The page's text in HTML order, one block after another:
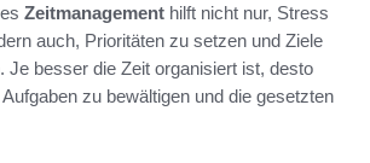
Zeitmanagement hilft nicht nur, Stress
auch, Prioritäten zu setzen und Ziele
Je besser die Zeit organisiert ist, desto
zu bewältigen und die gesetzten